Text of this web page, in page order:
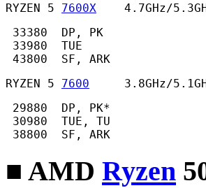
RYZEN 5 7600X
4.7GHz/
33380  DP, PK
33980  TUE
43800  SF, ARK
RYZEN 5 7600
3.8GHz/
29880  DP, PK*
30980  TUE, TU
38800  SF, ARK
■ AMD Ryzen